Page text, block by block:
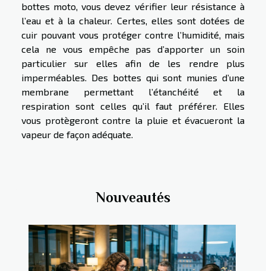
bottes moto, vous devez vérifier leur résistance à
l’eau et à la chaleur. Certes, elles sont dotées de
cuir pouvant vous protéger contre l’humidité, mais
cela ne vous empêche pas d’apporter un soin
particulier sur elles afin de les rendre plus
imperméables. Des bottes qui sont munies d’une
membrane permettant l’étanchéité et la
respiration sont celles qu’il faut préférer. Elles
vous protègeront contre la pluie et évacueront la
vapeur de façon adéquate.
Nouveautés